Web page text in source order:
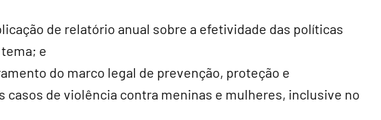
de relatório anual sobre a efetividade das políticas
e
do marco legal de prevenção, proteção e
casos de violência contra meninas e mulheres, inclusive no